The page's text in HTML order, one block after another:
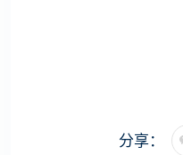
分享：